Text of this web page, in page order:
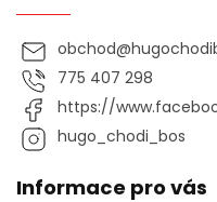
obchod@
775 407 298
https://
hugo_chodi_bos
Informace pro vás